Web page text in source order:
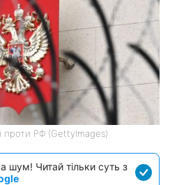
проти РФ (GettyImages)
шум! Читай тільки суть з